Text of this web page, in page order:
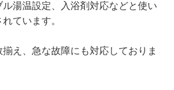
湯温設定、入浴剤対応などと使い
ています。
え、急な故障にも対応しておりま